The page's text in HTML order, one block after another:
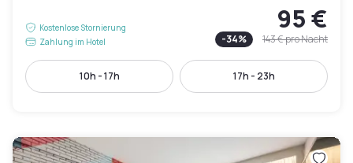
Kostenlose Stornierung
Zahlung im Hotel
95 €
-34% 143 €pro Nacht
10h - 17h 17h - 23h